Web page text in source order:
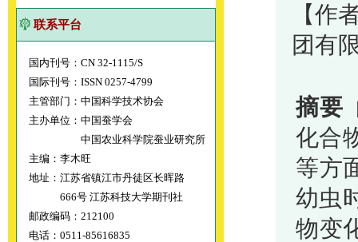
联系平台
国内刊号：CN 32-1115/S
国际刊号：ISSN 0257-4799
主管部门：中国科学技术协会
主办单位：中国蚕学会
中国农业科学院蚕业研究所
主编：李木旺
地址：江苏省镇江市丹徒区长晖路
666号 江苏科技大学期刊社
邮政编码：212100
电话：0511-85616835
【作
团有
摘要
化合
等方
幼虫
物变